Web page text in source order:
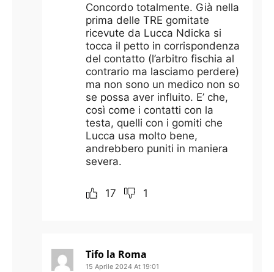
Concordo totalmente. Già nella
prima delle TRE gomitate
ricevute da Lucca Ndicka si
tocca il petto in corrispondenza
del contatto (l’arbitro fischia al
contrario ma lasciamo perdere)
ma non sono un medico non so
se possa aver influito. E’ che,
così come i contatti con la
testa, quelli con i gomiti che
Lucca usa molto bene,
andrebbero puniti in maniera
severa.
17 1
Tifo la Roma
15 Aprile 2024 At 19:01